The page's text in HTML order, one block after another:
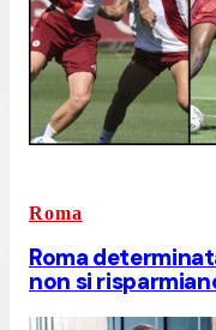
Roma
Roma
non si